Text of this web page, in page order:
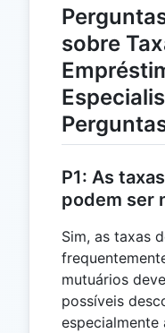
sobre
P1: As
podem ser
Sim, as taxas
mutuários
possíveis